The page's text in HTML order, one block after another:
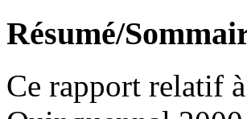
Résumé/
Ce rapport relatif